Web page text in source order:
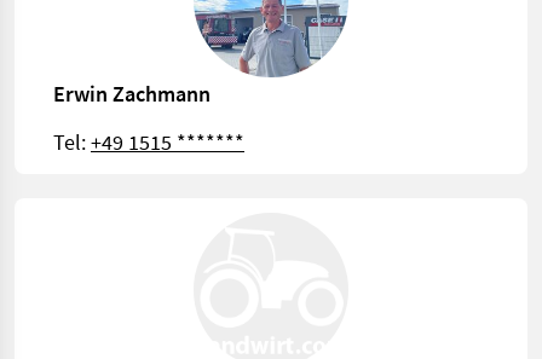
Erwin Zachmann
Tel:+49 1515 *******